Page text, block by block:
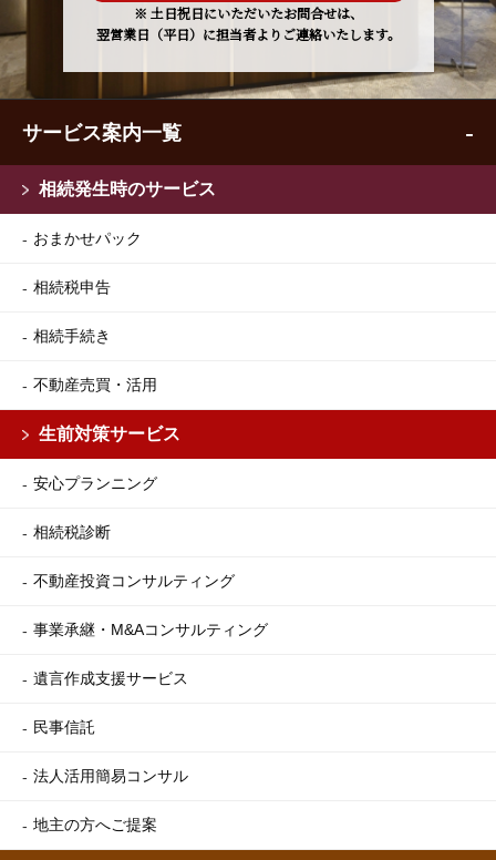
※ 土日祝日にいただいたお問合せは、
翌営業日（平日）に担当者よりご連絡いたします。
サービス案内一覧
相続発生時のサービス
おまかせパック
相続税申告
相続手続き
不動産売買・活用
生前対策サービス
安心プランニング
相続税診断
不動産投資コンサルティング
事業承継・M&Aコンサルティング
遺言作成支援サービス
民事信託
法人活用簡易コンサル
地主の方へご提案